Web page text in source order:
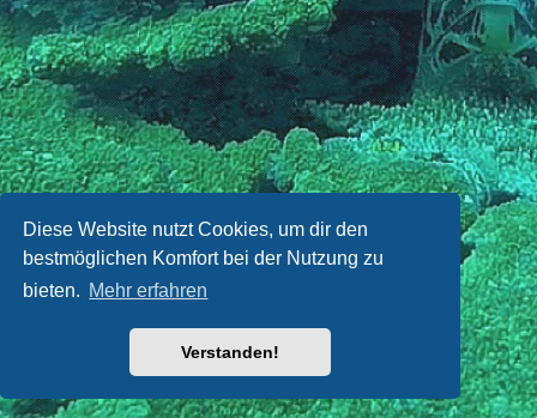
Diese Website nutzt Cookies, um dir den
bestmöglichen Komfort bei der Nutzung zu
bieten. Mehr erfahren
Verstanden!